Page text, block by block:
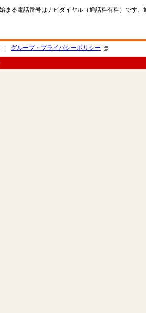
まる電話番号はナビダイヤル（通話料有料）です
グループ・プライバシーポリシー